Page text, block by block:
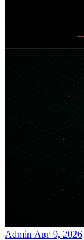
Admin Авг 9, 2026